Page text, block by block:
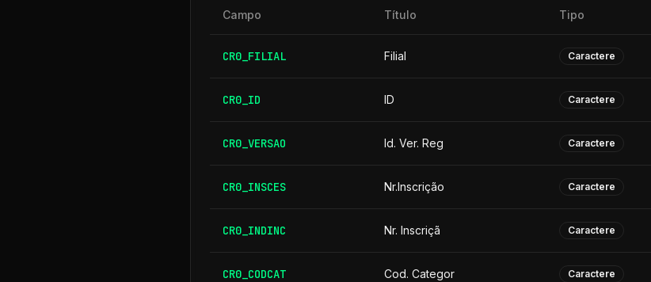
Campo Título Tipo
CR0_FILIAL Filial Caractere
CR0_ID ID Caractere
CR0_VERSAO Id. Ver. Reg Caractere
CR0_INSCES Nr.Inscrição Caractere
CR0_INDINC Nr. Inscriçã Caractere
CR0_CODCAT Cod. Categor Caractere